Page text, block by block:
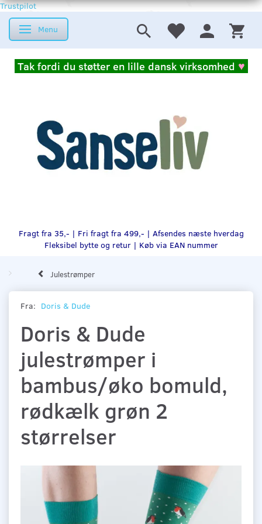
Trustpilot
Skifte navigation
Menu
Tak fordi du støtter en lille dansk virksomhed ♥
Fragt fra 35,- | Fri fragt fra 499,- | Afsendes næste hverdag
Fleksibel bytte og retur | Køb via EAN nummer
Julestrømper
Fra: Doris & Dude
Doris & Dude
julestrømper i
bambus/øko bomuld,
rødkælk grøn 2
størrelser